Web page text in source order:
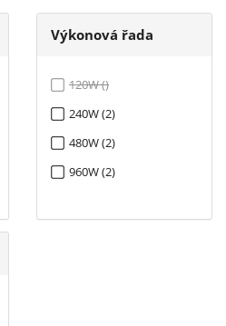
Výkonová řada
120W ()
240W (2)
480W (2)
960W (2)